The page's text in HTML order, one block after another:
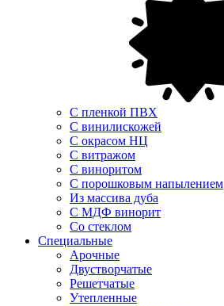
С пленкой ПВХ
С винилискожей
С окрасом НЦ
С витражом
С виноритом
С порошковым напылением
Из массива дуба
С МДФ винорит
Со стеклом
Специальные
Арочные
Двустворчатые
Решетчатые
Утепленные